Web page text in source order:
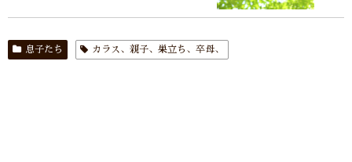
息子たち カラス、親子、巣立ち、卒母、